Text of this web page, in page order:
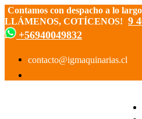
Contamos con despacho a lo
LLÁMENOS, COTÍCENOS! 9
+56940049832